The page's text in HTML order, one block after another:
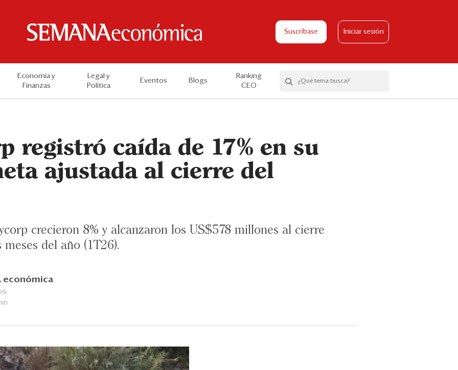
Suscríbase Iniciar sesión
Economía y
Finanzas
Legal y
Política
Eventos Blogs
Ranking
CEO
registró caída de 17% en su
ajustada al cierre del
crecieron 8% y alcanzaron los US$578 millones al cierre
del año (1T26).
económica